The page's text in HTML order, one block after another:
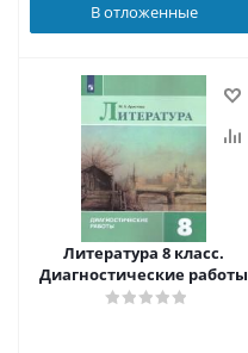
В отложенные
Литература 8 класс.
Диагностические работы